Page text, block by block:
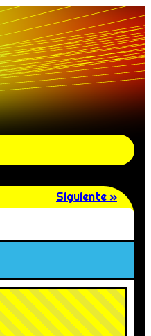
Siguiente »